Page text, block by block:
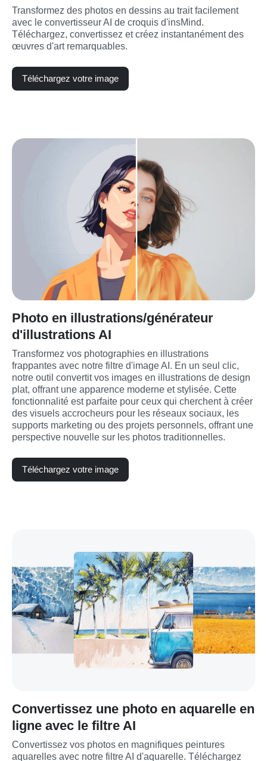
Transformez des photos en dessins au trait facilement
avec le convertisseur AI de croquis d'insMind.
Téléchargez, convertissez et créez instantanément des
œuvres d'art remarquables.
Téléchargez votre image
Photo en illustrations/générateur
d'illustrations AI
Transformez vos photographies en illustrations
frappantes avec notre filtre d'image AI. En un seul clic,
notre outil convertit vos images en illustrations de design
plat, offrant une apparence moderne et stylisée. Cette
fonctionnalité est parfaite pour ceux qui cherchent à créer
des visuels accrocheurs pour les réseaux sociaux, les
supports marketing ou des projets personnels, offrant une
perspective nouvelle sur les photos traditionnelles.
Téléchargez votre image
Convertissez une photo en aquarelle en
ligne avec le filtre AI
Convertissez vos photos en magnifiques peintures
aquarelles avec notre filtre AI d'aquarelle. Téléchargez